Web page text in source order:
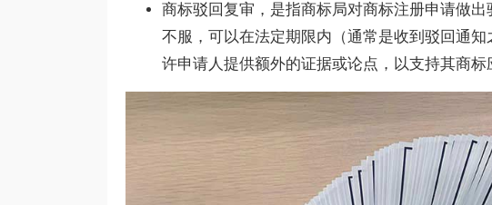
商标驳回复审，是指商标局对商标注册申请做
不服，可以在法定期限内（通常是收到驳回通
许申请人提供额外的证据或论点，以支持其商标